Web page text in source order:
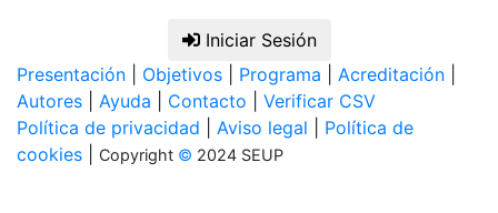
Iniciar Sesión
Presentación
Objetivos Programa Acreditación
Autores
Ayuda Contacto
Verificar CSV
Política de privacidad
Aviso legal
Política de
cookies
Copyright © 2024 SEUP